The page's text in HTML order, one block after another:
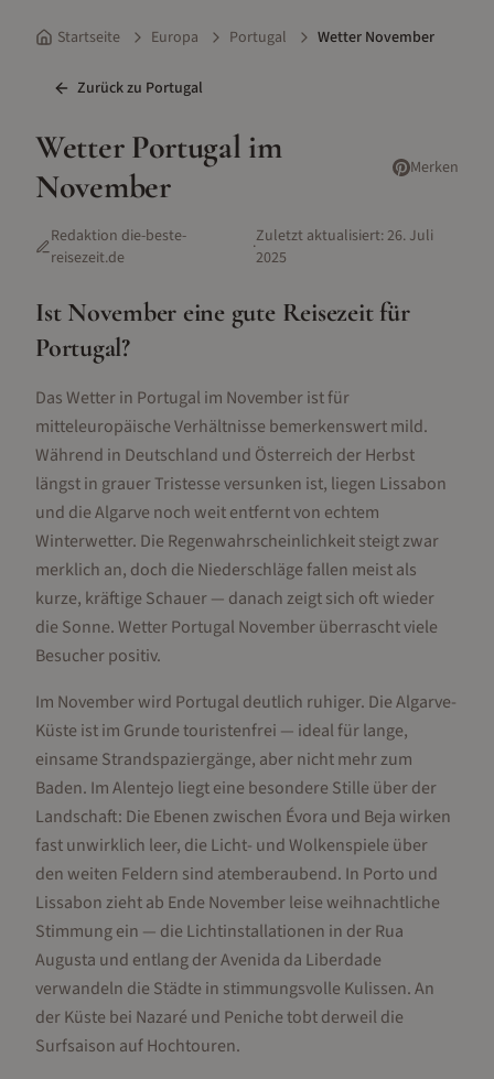
Startseite Europa Portugal Wetter November
Zurück zu Portugal
WetterPortugal im
November
Merken
Redaktion die-beste-
reisezeit.de
·Zuletzt aktualisiert:26. Juli
2025
Ist November eine gute Reisezeit für
Portugal?
Das Wetter in Portugal im November ist für
mitteleuropäische Verhältnisse bemerkenswert mild.
Während in Deutschland und Österreich der Herbst
längst in grauer Tristesse versunken ist, liegen Lissabon
und die Algarve noch weit entfernt von echtem
Winterwetter. Die Regenwahrscheinlichkeit steigt zwar
merklich an, doch die Niederschläge fallen meist als
kurze, kräftige Schauer — danach zeigt sich oft wieder
die Sonne. Wetter Portugal November überrascht viele
Besucher positiv.
Im November wird Portugal deutlich ruhiger. Die Algarve-
Küste ist im Grunde touristenfrei — ideal für lange,
einsame Strandspaziergänge, aber nicht mehr zum
Baden. Im Alentejo liegt eine besondere Stille über der
Landschaft: Die Ebenen zwischen Évora und Beja wirken
fast unwirklich leer, die Licht- und Wolkenspiele über
den weiten Feldern sind atemberaubend. In Porto und
Lissabon zieht ab Ende November leise weihnachtliche
Stimmung ein — die Lichtinstallationen in der Rua
Augusta und entlang der Avenida da Liberdade
verwandeln die Städte in stimmungsvolle Kulissen. An
der Küste bei Nazaré und Peniche tobt derweil die
Surfsaison auf Hochtouren.